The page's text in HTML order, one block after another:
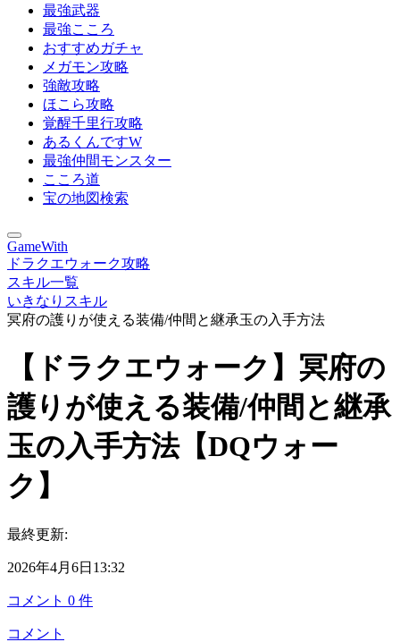
最強武器
最強こころ
おすすめガチャ
メガモン攻略
強敵攻略
ほこら攻略
覚醒千里行攻略
あるくんですW
最強仲間モンスター
こころ道
宝の地図検索
GameWith
ドラクエウォーク攻略
スキル一覧
いきなりスキル
冥府の護りが使える装備/仲間と継承玉の入手方法
【ドラクエウォーク】冥府の
護りが使える装備/仲間と継承
玉の入手方法【DQウォー
ク】
最終更新:
2026年4月6日13:32
コメント 0 件
コメント